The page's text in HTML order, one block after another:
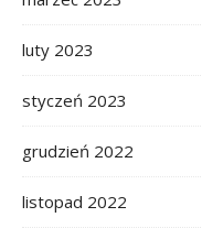
luty 2023
styczeń 2023
grudzień 2022
listopad 2022